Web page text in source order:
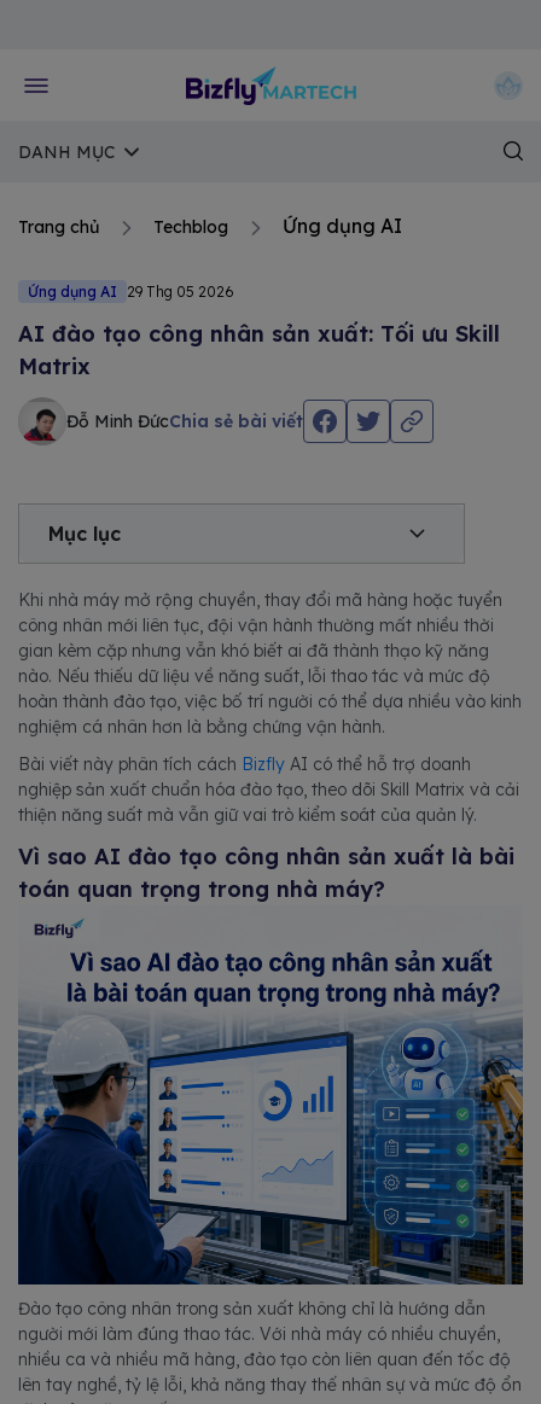
DANH MỤC
Trang chủ Techblog Ứng dụng AI
Ứng dụng AI 29 Thg 05 2026
AI đào tạo công nhân sản xuất: Tối ưu Skill
Matrix
Đỗ Minh ĐứcChia sẻ bài viết
Mục lục
Khi nhà máy mở rộng chuyền, thay đổi mã hàng hoặc tuyển
công nhân mới liên tục, đội vận hành thường mất nhiều thời
gian kèm cặp nhưng vẫn khó biết ai đã thành thạo kỹ năng
nào. Nếu thiếu dữ liệu về năng suất, lỗi thao tác và mức độ
hoàn thành đào tạo, việc bố trí người có thể dựa nhiều vào kinh
nghiệm cá nhân hơn là bằng chứng vận hành.
Bài viết này phân tích cách Bizfly AI có thể hỗ trợ doanh
nghiệp sản xuất chuẩn hóa đào tạo, theo dõi Skill Matrix và cải
thiện năng suất mà vẫn giữ vai trò kiểm soát của quản lý.
Vì sao AI đào tạo công nhân sản xuất là bài
toán quan trọng trong nhà máy?
Đào tạo công nhân trong sản xuất không chỉ là hướng dẫn
người mới làm đúng thao tác. Với nhà máy có nhiều chuyền,
nhiều ca và nhiều mã hàng, đào tạo còn liên quan đến tốc độ
lên tay nghề, tỷ lệ lỗi, khả năng thay thế nhân sự và mức độ ổn